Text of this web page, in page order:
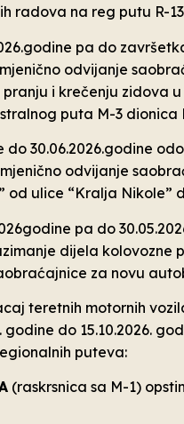
radova na reg putu R-
pa do
odvijanje
i krečenju zidova
puta M-3 dionica
do 30.06.2026.godine
odvijanje
od ulice “Kralja Nikole”
pa do
dijela kolovozne
za novu
teretnih motornih
godine do 15.10.2026.
puteva:
(raskrsnica sa M-1)